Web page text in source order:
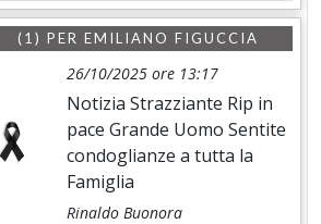
(1) PER EMILIANO FIGUCCIA
26/10/2025 ore 13:17
Notizia Strazziante Rip in
pace Grande Uomo Sentite
condoglianze a tutta la
Famiglia
Rinaldo Buonora